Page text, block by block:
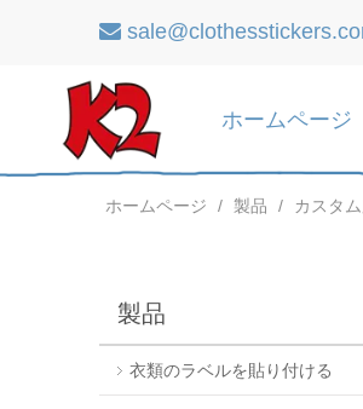

ホームページ
ホームページ / 製品 / カスタ
製品
衣類のラベルを貼り付ける